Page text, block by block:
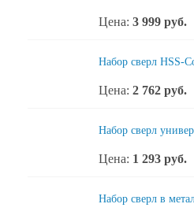
Цена: 3 999 руб.
Набор сверл HSS-
Цена: 2 762 руб.
Набор сверл
Цена: 1 293 руб.
Набор сверл в